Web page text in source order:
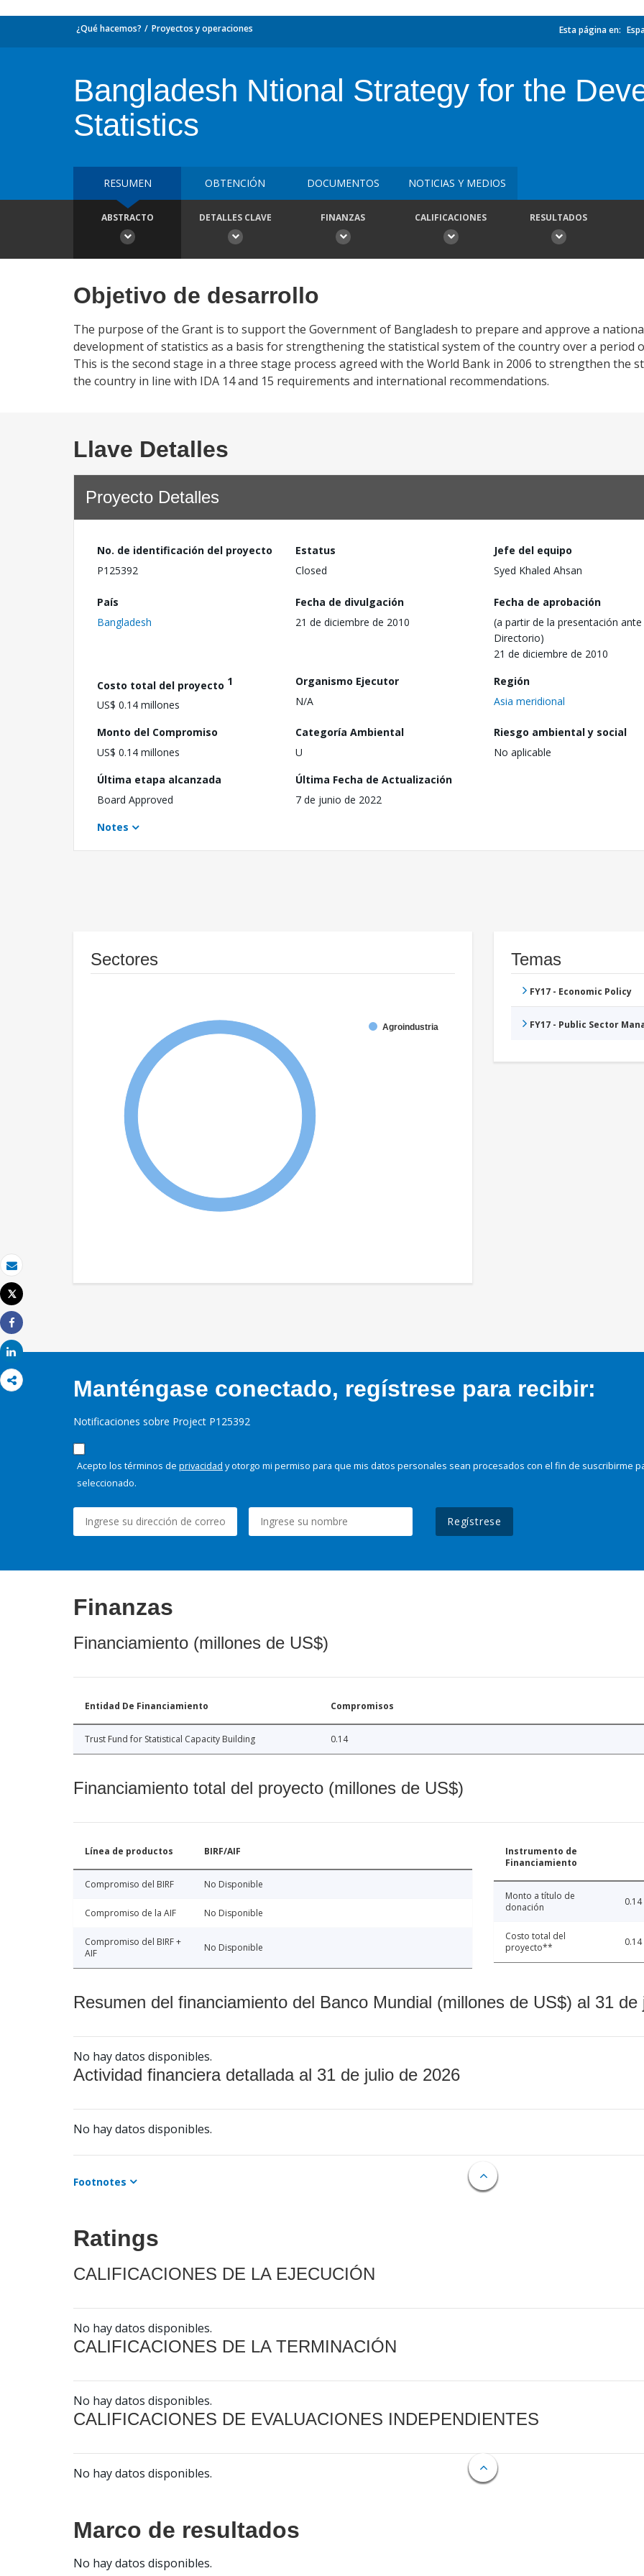
Correo electrónico
Imprimir
Tweet
Share
Share
¿Qué hacemos? Proyectos y operaciones Esta página en:
Bangladesh Ntional Strategy for the
Statistics
RESUMEN OBTENCIÓN DOCUMENTOS NOTICIAS Y MEDIOS
ABSTRACTO DETALLES CLAVE FINANZAS CALIFICACIONES RESULTADOS
Objetivo de desarrollo
The purpose of the Grant is to support the Government of Bangladesh to prepare and approve a
development of statistics as a basis for strengthening the statistical system of the country over a period
This is the second stage in a three stage process agreed with the World Bank in 2006 to strengthen the
the country in line with IDA 14 and 15 requirements and international recommendations.
Llave Detalles
Proyecto Detalles
No. de identificación del proyecto
P125392
Estatus
Closed
Jefe del equipo
Syed Khaled Ahsan
País
Bangladesh
Fecha de divulgación
21 de diciembre de 2010
Fecha de aprobación
(a partir de la presentación ante
Directorio)
21 de diciembre de 2010
Costo total del proyecto 1
US$ 0.14 millones
Organismo Ejecutor
N/A
Región
Asia meridional
Monto del Compromiso
US$ 0.14 millones
Categoría Ambiental
U
Riesgo ambiental y social
No aplicable
Última etapa alcanzada
Board Approved
Última Fecha de Actualización
7 de junio de 2022
Notes
Sectores
Agroindustria
Temas
FY17 - Economic Policy
FY17 - Public Sector
Manténgase conectado, regístrese para recibir:
Notificaciones sobre Project P125392
Acepto los términos de privacidad y otorgo mi permiso para que mis datos personales sean procesados con el fin de suscribirme
seleccionado.
Regístrese
Finanzas
Financiamiento (millones de US$)
Entidad De Financiamiento Compromisos
Trust Fund for Statistical Capacity Building 0.14
Financiamiento total del proyecto (millones de US$)
Línea de productos BIRF/AIF
Compromiso del BIRF No Disponible
Compromiso de la AIF No Disponible
Compromiso del BIRF +
AIF
No Disponible
Instrumento de
Financiamiento
Monto a título de
donación
0.14
Costo total del
proyecto**
0.14
Resumen del financiamiento del Banco Mundial (millones de US$) al 31 de
No hay datos disponibles.
Actividad financiera detallada al 31 de julio de 2026
No hay datos disponibles.
Footnotes
Ratings
CALIFICACIONES DE LA EJECUCIÓN
No hay datos disponibles.
CALIFICACIONES DE LA TERMINACIÓN
No hay datos disponibles.
CALIFICACIONES DE EVALUACIONES INDEPENDIENTES
No hay datos disponibles.
Marco de resultados
No hay datos disponibles.